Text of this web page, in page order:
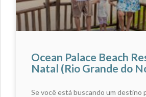
Ocean Palace Beach
Natal (Rio Grande do
Se você está buscando um destino